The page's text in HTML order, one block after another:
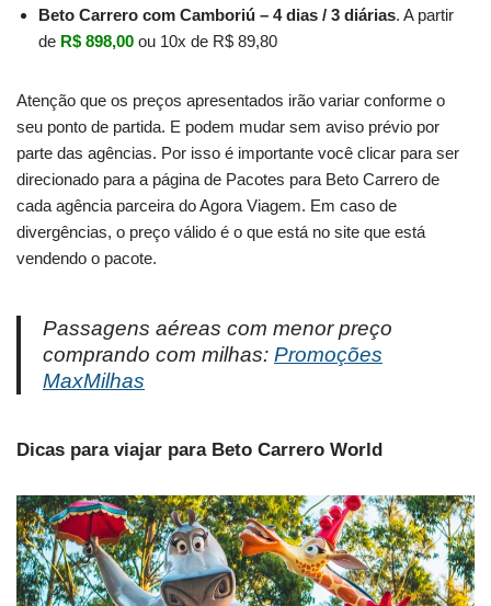
Beto Carrero com Camboriú – 4 dias / 3 diárias. A partir
de R$ 898,00 ou 10x de R$ 89,80
Atenção que os preços apresentados irão variar conforme o
seu ponto de partida. E podem mudar sem aviso prévio por
parte das agências. Por isso é importante você clicar para ser
direcionado para a página de Pacotes para Beto Carrero de
cada agência parceira do Agora Viagem. Em caso de
divergências, o preço válido é o que está no site que está
vendendo o pacote.
Passagens aéreas com menor preço
comprando com milhas: Promoções
MaxMilhas
Dicas para viajar para Beto Carrero World